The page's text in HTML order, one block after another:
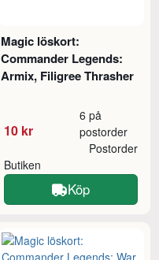
Magic löskort:
Commander Legends:
Armix, Filigree Thrasher
10 kr
6 på
postorder
Butiken
Postorder
Köp